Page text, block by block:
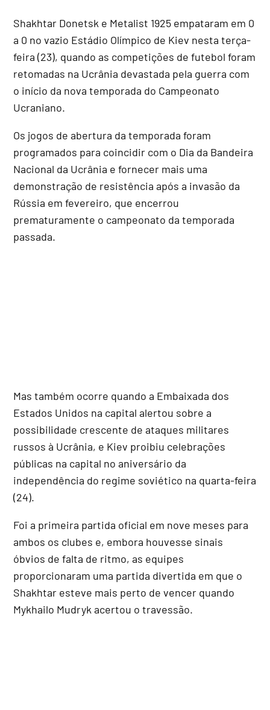
Shakhtar Donetsk e Metalist 1925 empataram em 0
a 0 no vazio Estádio Olímpico de Kiev nesta terça-
feira (23), quando as competições de futebol foram
retomadas na Ucrânia devastada pela guerra com
o início da nova temporada do Campeonato
Ucraniano.
Os jogos de abertura da temporada foram
programados para coincidir com o Dia da Bandeira
Nacional da Ucrânia e fornecer mais uma
demonstração de resistência após a invasão da
Rússia em fevereiro, que encerrou
prematuramente o campeonato da temporada
passada.
Mas também ocorre quando a Embaixada dos
Estados Unidos na capital alertou sobre a
possibilidade crescente de ataques militares
russos à Ucrânia, e Kiev proibiu celebrações
públicas na capital no aniversário da
independência do regime soviético na quarta-feira
(24).
Foi a primeira partida oficial em nove meses para
ambos os clubes e, embora houvesse sinais
óbvios de falta de ritmo, as equipes
proporcionaram uma partida divertida em que o
Shakhtar esteve mais perto de vencer quando
Mykhailo Mudryk acertou o travessão.